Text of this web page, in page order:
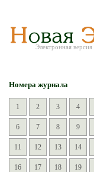
Электронная
Номера журнала
1 2 3 4
6 7 8 9
11 12 13 14
16 17 18 19